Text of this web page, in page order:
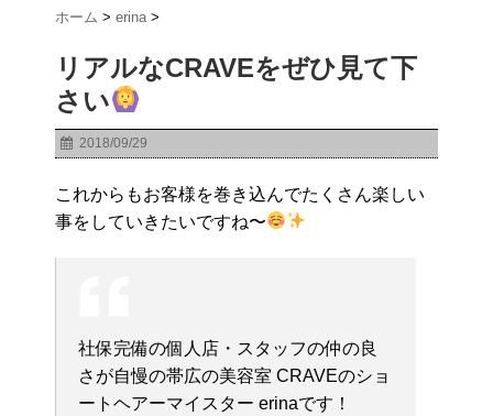
ホーム > erina >
リアルなCRAVEをぜひ見て下
さい
2018/09/29
これからもお客様を巻き込んでたくさん楽しい
事をしていきたいですね〜
社保完備の個人店・スタッフの仲の良
さが自慢の帯広の美容室 CRAVEのショ
ートヘアーマイスター erinaです！